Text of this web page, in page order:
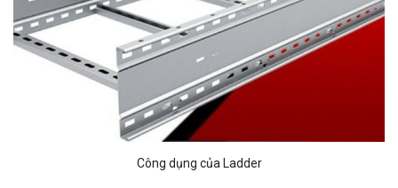
Công dụng của Ladder